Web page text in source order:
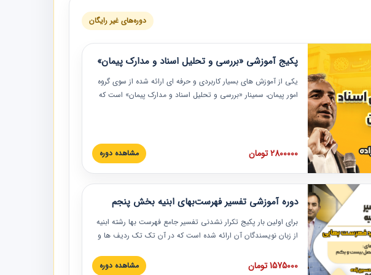
دوره‌های غیر رایگان
پکیج آموزشی «بررسی و تحلیل اسناد و مدارک پیمان»
یکی از آموزش‏‏‏‏‏‏ های بسیار کاربردی و حرفه‏ ای ارائه شده از سوی گروه
امور پیمان، سمینار «بررسی و تحلیل اسناد و مدارک پیمان» است که
عملی در این خصوص ارائه شده است.
2800000 تومان مشاهده دوره
دوره آموزشی تفسیر فهرست‌بهای ابنیه بخش پنجم
برای اولین بار پکیج تکرار نشدنی تفسیر جامع فهرست بها رشته ابنیه
از زبان نویسندگان آن ارائه شده است که در آن تک تک ردیف ها و
تصویری بوده و به همراه تصاویر عملیات اجرایی مرتبط با ردیف های
1575000 تومان مشاهده دوره